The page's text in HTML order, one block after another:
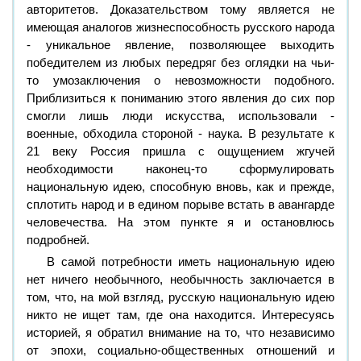
авторитетов. Доказательством тому является не
имеющая аналогов жизнеспособность русского народа
- уникальное явление, позволяющее выходить
победителем из любых передряг без оглядки на чьи-
то умозаключения о невозможности подобного.
Приблизиться к пониманию этого явления до сих пор
смогли лишь люди искусства, использовали -
военные, обходила стороной - наука. В результате к
21 веку Россия пришла с ощущением жгучей
необходимости наконец-то сформулировать
национальную идею, способную вновь, как и прежде,
сплотить народ и в едином порыве встать в авангарде
человечества. На этом пункте я и остановлюсь
подробней.
В самой потребности иметь национальную идею
нет ничего необычного, необычность заключается в
том, что, на мой взгляд, русскую национальную идею
никто не ищет там, где она находится. Интересуясь
историей, я обратил внимание на то, что независимо
от эпохи, социально-общественных отношений и